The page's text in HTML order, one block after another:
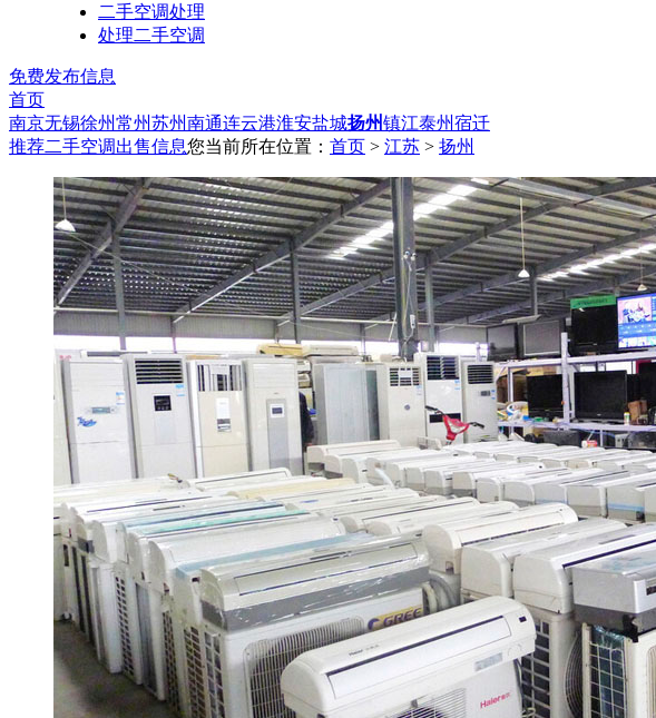
二手空调处理
处理二手空调
免费发布信息
首页
南京无锡徐州常州苏州南通连云港淮安盐城扬州镇江泰州宿迁
推荐二手空调出售信息您当前所在位置： 首页 > 江苏 > 扬州